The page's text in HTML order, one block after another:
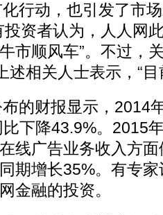
行动，也引发了市
投资者认为，人人网
市顺风车”。不过，
述相关人士表示，“目
的财报显示，2014
下降43.9%。2015
线广告业务收入方
期增长35%。有专
金融的投资。